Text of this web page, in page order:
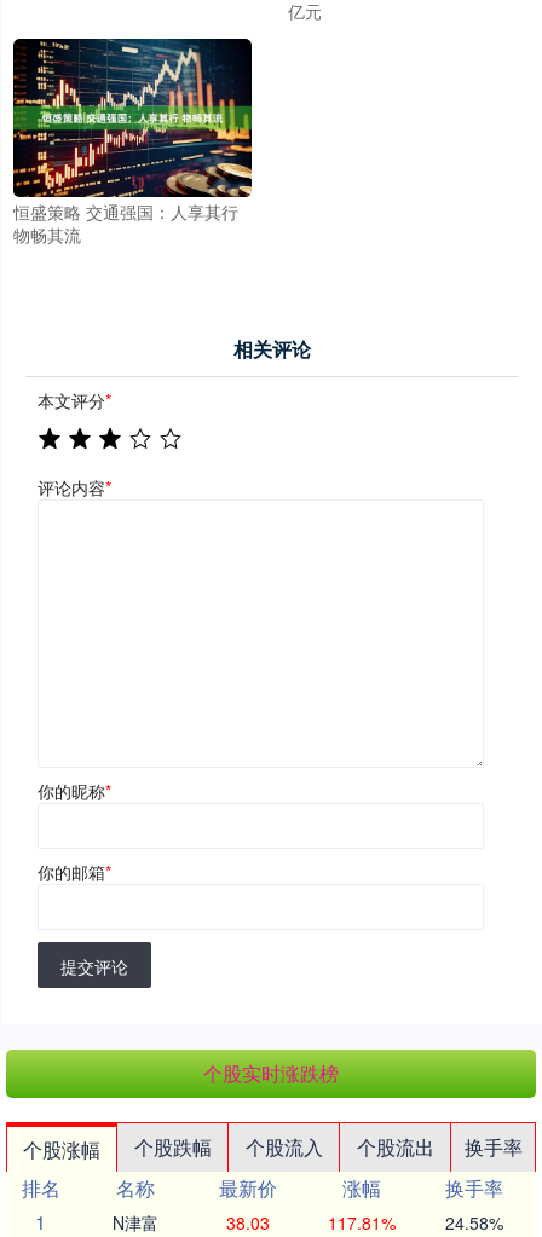
亿元
恒盛策略 交通强国：人享其行
物畅其流
相关评论
本文评分*
评论内容*
你的昵称*
你的邮箱*
提交评论
个股实时涨跌榜
个股涨幅 个股跌幅 个股流入 个股流出
换手率
排名
名称 最新价 涨幅
换手率
1
N津富 38.03 117.81% 24.58%